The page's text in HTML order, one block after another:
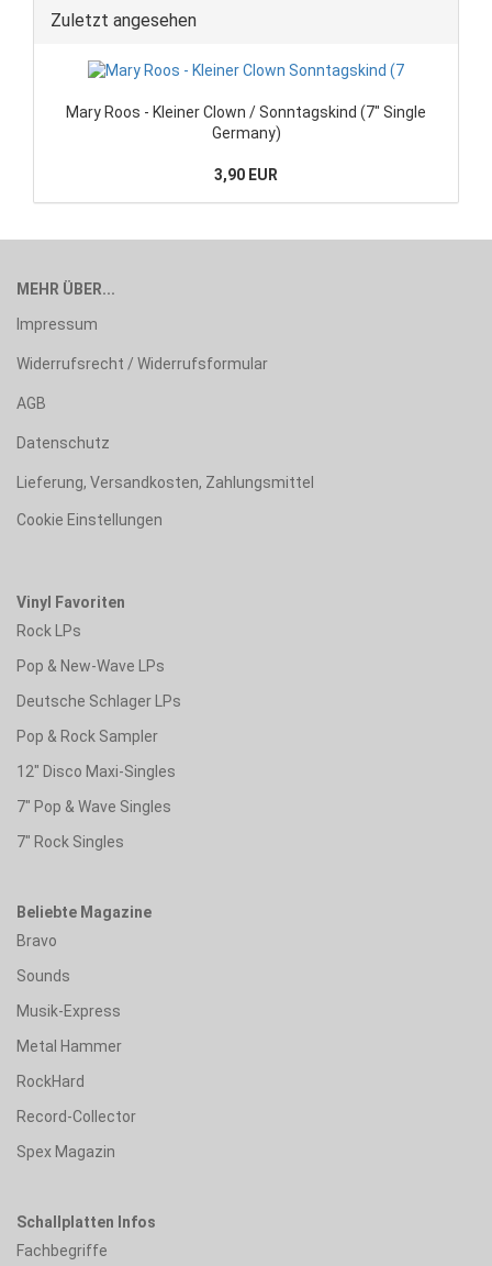
Zuletzt angesehen
Mary Roos - Kleiner Clown / Sonntagskind (7" Single
Germany)
3,90 EUR
MEHR ÜBER...
Impressum
Widerrufsrecht / Widerrufsformular
AGB
Datenschutz
Lieferung, Versandkosten, Zahlungsmittel
Cookie Einstellungen
Vinyl Favoriten
Rock LPs
Pop & New-Wave LPs
Deutsche Schlager LPs
Pop & Rock Sampler
12" Disco Maxi-Singles
7" Pop & Wave Singles
7" Rock Singles
Beliebte Magazine
Bravo
Sounds
Musik-Express
Metal Hammer
RockHard
Record-Collector
Spex Magazin
Schallplatten Infos
Fachbegriffe